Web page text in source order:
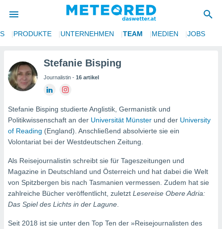
wurde
dass
sind.
diese
auf
PRODUKTE UNTERNEHMEN TEAM MEDIEN JOBS
Stefanie Bisping
Journalistin - 16 artikel
Stefanie Bisping studierte Anglistik, Germanistik und
Politikwissenschaft an der Universität Münster und der University
of Reading (England). Anschließend absolvierte sie ein
Volontariat bei der Westdeutschen Zeitung.
Als Reisejournalistin schreibt sie für Tageszeitungen und
Magazine in Deutschland und Österreich und hat dabei die Welt
von Spitzbergen bis nach Tasmanien vermessen. Zudem hat sie
zahlreiche Bücher veröffentlicht, zuletzt Lesereise Obere Adria:
Das Spiel des Lichts in der Lagune.
Seit 2018 ist sie unter den Top Ten der »Reisejournalisten des